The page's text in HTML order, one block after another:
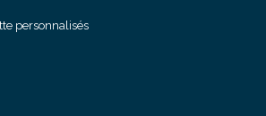
personnalisés